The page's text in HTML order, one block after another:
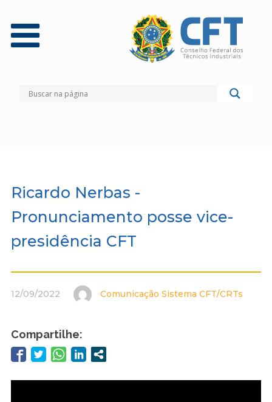
Ricardo Nerbas -
Pronunciamento posse vice-
presidência CFT
12/09/2022 Comunicação Sistema CFT/CRTs
Compartilhe: